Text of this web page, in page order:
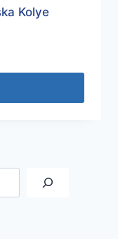
Kolye